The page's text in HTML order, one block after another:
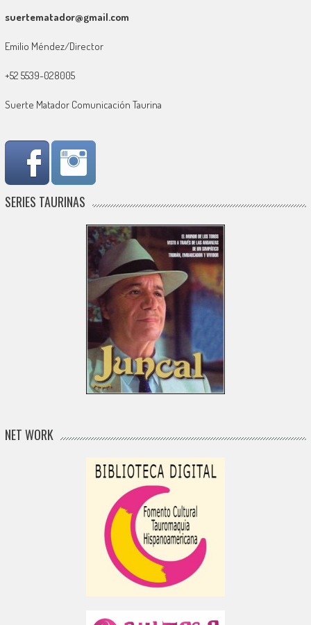
suertematador@gmail.com
Emilio Méndez/Director
+52 5539-028005
Suerte Matador Comunicación Taurina
SERIES TAURINAS
NET WORK